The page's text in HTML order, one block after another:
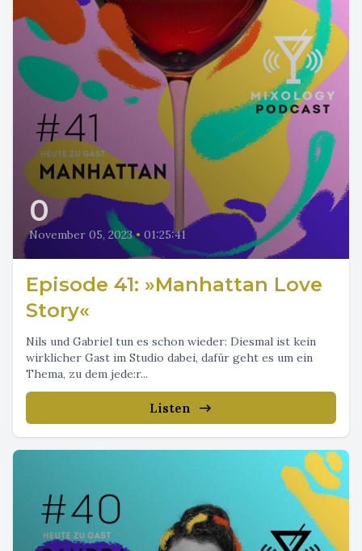
0
November 05, 2023 • 01:25:41
Episode 41: »Manhattan Love
Story«
Nils und Gabriel tun es schon wieder: Diesmal ist kein
wirklicher Gast im Studio dabei, dafür geht es um ein
Thema, zu dem jede:r...
Listen